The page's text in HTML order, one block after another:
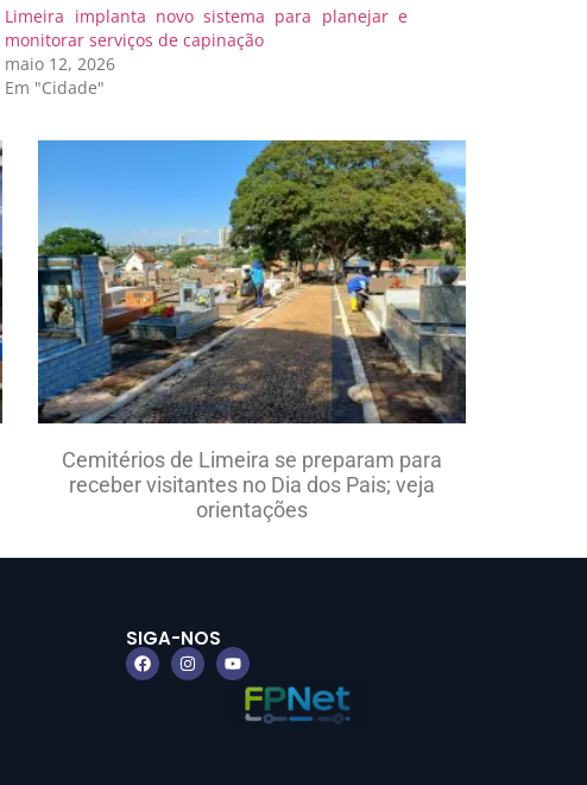
Limeira implanta novo sistema para planejar e
monitorar serviços de capinação
maio 12, 2026
Em "Cidade"
Cemitérios de Limeira se preparam para
receber visitantes no Dia dos Pais; veja
orientações
SIGA-NOS